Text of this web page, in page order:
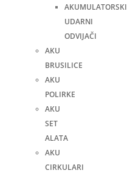
AKUMULATORSKI
UDARNI
ODVIJAČI
AKU
BRUSILICE
AKU
POLIRKE
AKU
SET
ALATA
AKU
CIRKULARI